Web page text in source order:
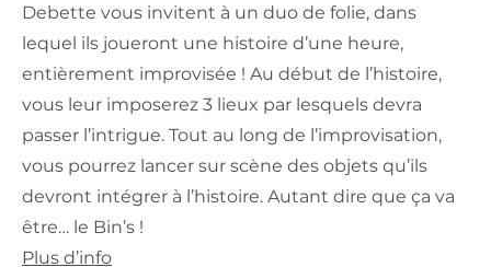
Debette vous invitent à un duo de folie, dans
lequel ils joueront une histoire d’une heure,
entièrement improvisée ! Au début de l’histoire,
vous leur imposerez 3 lieux par lesquels devra
passer l’intrigue. Tout au long de l’improvisation,
vous pourrez lancer sur scène des objets qu’ils
devront intégrer à l’histoire. Autant dire que ça va
être… le Bin’s !
Plus d’info